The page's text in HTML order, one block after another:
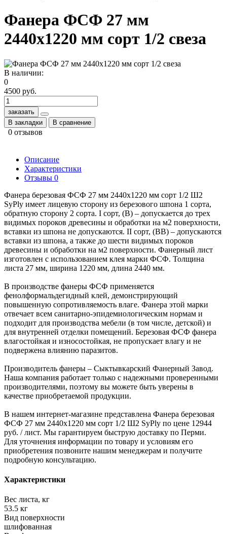
Фанера ФСФ 27 мм
2440x1220 мм сорт 1/2 свеза
В наличии:
0
4500 руб.
заказать
В закладки
В сравнение
0 отзывов
Описание
Характеристики
Отзывы 0
Фанера березовая ФСФ 27 мм 2440x1220 мм сорт 1/2 Ш2
SyPly имеет лицевую сторону из березового шпона 1 сорта,
обратную сторону 2 сорта. I сорт, (B) – допускается до трех
видимых пороков древесины и обработки на м2 поверхности,
вставки из шпона не допускаются. II сорт, (BB) – допускаются
вставки из шпона, а также до шести видимых пороков
древесины и обработки на м2 поверхности. Фанерный лист
изготовлен с использованием клея марки ФСФ. Толщина
листа 27 мм, ширина 1220 мм, длина 2440 мм.
В производстве фанеры ФСФ применяется
фенолформальдегидный клей, демонстрирующий
повышенную сопротивляемость влаге. Фанера этой марки
отвечает всем санитарно-эпидемиологическим нормам и
подходит для производства мебели (в том числе, детской) и
для внутренней отделки помещений. Березовая ФСФ фанера
влагостойкая и износостойкая, не пропускает влагу и не
подвержена влиянию паразитов.
Производитель фанеры – Сыктывкарский Фанерный Завод.
Наша компания работает только с надежными проверенными
производителями, поэтому вы можете быть уверены в
качестве приобретаемой продукции.
В нашем интернет-магазине представлена Фанера березовая
ФСФ 27 мм 2440x1220 мм сорт 1/2 Ш2 SyPly по цене 12944
руб. / лист. Мы гарантируем быструю доставку по Перми.
Для уточнения информации по товару и условиям его
приобретения позвоните нашим менеджерам и получите
подробную консультацию.
Характеристики
Вес листа, кг
53.5 кг
Вид поверхности
шлифованная